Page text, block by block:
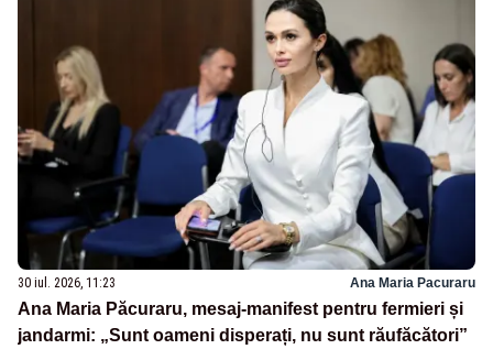
30 iul. 2026, 11:23 Ana Maria Pacuraru
Ana Maria Păcuraru, mesaj-manifest pentru fermieri și
jandarmi: „Sunt oameni disperați, nu sunt răufăcători”